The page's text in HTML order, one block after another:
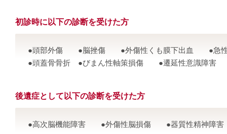
初診時に以下の診断を受けた方
●頭部外傷 ●脳挫傷 ●外傷性くも膜下出血 ●急性
●頭蓋骨骨折 ●びまん性軸策損傷 ●遷延性意識障害
後遺症として以下の診断を受けた方
●高次脳機能障害 ●外傷性脳損傷 ●器質性精神障